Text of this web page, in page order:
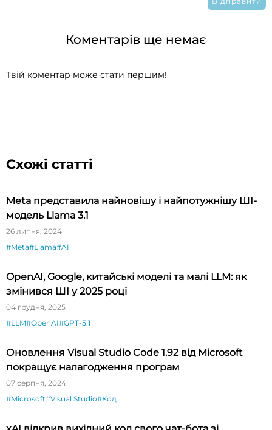
Коментарів ще немає
Твій коментар може стати першим!
Схожі статті
Meta представила найновішу і найпотужнішу ШІ-
модель Llama 3.1
26 липня, 2024
#Meta#Llama#AI
OpenAI, Google, китайські моделі та малі LLM: як
змінився ШІ у 2025 році
04 грудня, 2025
#LLM#OpenAI#GPT-5.1
Оновлення Visual Studio Code 1.92 від Microsoft
покращує налагодження програм
07 серпня, 2024
#Microsoft#Visual Studio#Код